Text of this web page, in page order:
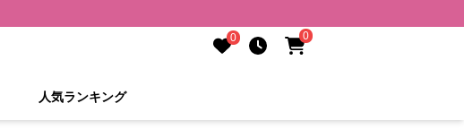
0 0
人気ランキング